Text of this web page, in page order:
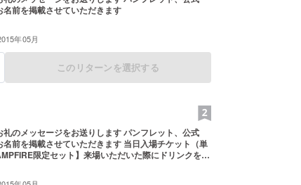
名前を掲載させていただきます
年05月
このリターンを選択する
のメッセージをお送りします パンフレット、公式
前を掲載させていただきます 当日入場チケット（単
限定セット】来場いただいた際にドリンクを１